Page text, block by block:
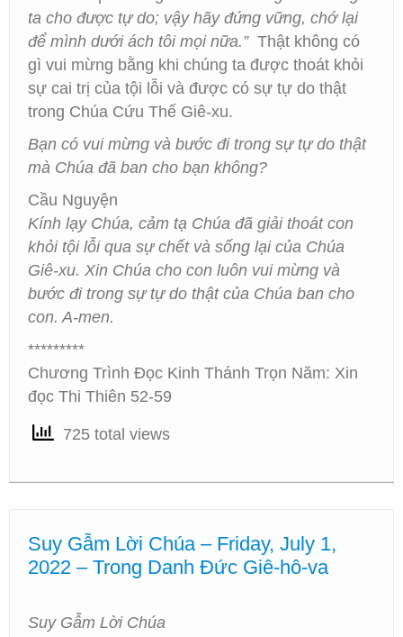
ta cho được tự do; vậy hãy đứng vững, chớ lại
để mình dưới ách tôi mọi nữa.”Thật không có
gì vui mừng bằng khi chúng ta được thoát khỏi
sự cai trị của tội lỗi và được có sự tự do thật
trong Chúa Cứu Thế Giê-xu.
Bạn có vui mừng và bước đi trong sự tự do thật
mà Chúa đã ban cho bạn không?
Cầu Nguyện
Kính lạy Chúa, cảm tạ Chúa đã giải thoát con
khỏi tội lỗi qua sự chết và sống lại của Chúa
Giê-xu. Xin Chúa cho con luôn vui mừng và
bước đi trong sự tự do thật của Chúa ban cho
con. A-men.
*********
Chương Trình Đọc Kinh Thánh Trọn Năm: Xin
đọc Thi Thiên 52-59
725 total views
Suy Gẫm Lời Chúa – Friday, July 1,
2022 – Trong Danh Đức Giê-hô-va
Suy Gẫm Lời Chúa